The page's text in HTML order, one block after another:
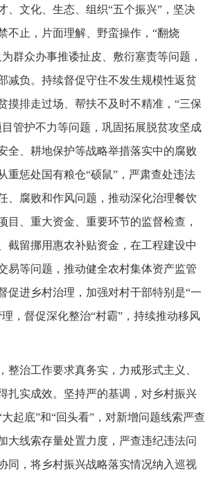
、文化、生态、组织“五个振兴”，坚决
不止，片面理解、野蛮操作，“翻烧
群众办事推诿扯皮、敷衍塞责等问题，
减负。持续督促守住不发生规模性返贫
摸排走过场、帮扶不及时不精准，“三保
管护不力等问题，巩固拓展脱贫攻坚成
全、耕地保护等战略举措落实中的腐败
重惩处国有粮仓“硕鼠”，严肃查处违法
、腐败和作风问题，推动深化治理餐饮
目、重大资金、重要环节的监督检查，
截留挪用惠农补贴资金，在工程建设中
易等问题，推动健全农村集体资产监管
促进乡村治理，加强对村干部特别是“一
，督促深化整治“村霸”，持续推动移风
整治工作要求真务实，力戒形式主义、
扎实成效。坚持严的基调，对乡村振兴
起底”和“回头看”，对新增问题线索严查
大线索存量处置力度，严查违纪违法问
同，将乡村振兴战略落实情况纳入巡视